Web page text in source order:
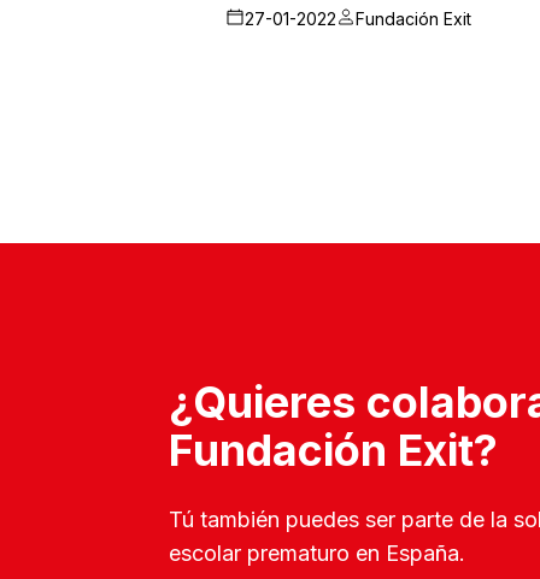
27-01-2022 Fundación Exit
¿Quieres
Fundación Exit?
Tú también puedes ser parte de la
escolar prematuro en España.